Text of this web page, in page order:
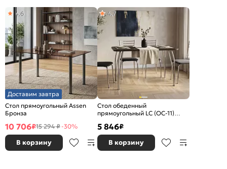
Доставим завтра
Стол прямоугольный Assen
Бронза
4,6
10 706₽15 294 ₽-30%
В корзину
Стол обеденный
прямоугольный LС (ОС-11)
4,7
5 846₽
В корзину